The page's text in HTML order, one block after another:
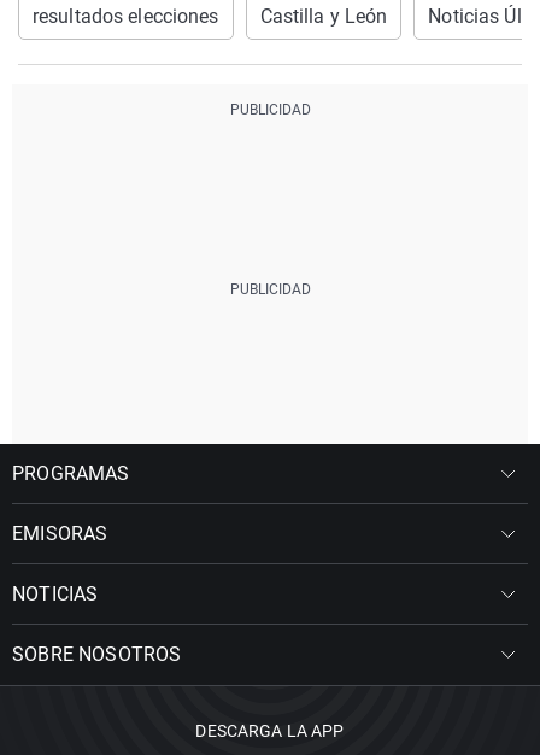
centrados
0 0,04
492
0,03
resultados elecciones Castilla y León Noticias
PROGRAMAS
EMISORAS
NOTICIAS
SOBRE NOSOTROS
DESCARGA LA APP